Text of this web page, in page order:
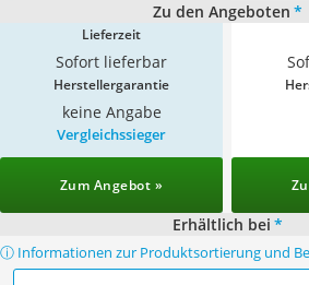
Zu den Angeboten *
Lieferzeit
Sofort lieferbar
Herstellergarantie
keine Angabe
Vergleichssieger
Zum Angebot »
Erhältlich bei *
ⓘ Informationen zur Produktsortierung und